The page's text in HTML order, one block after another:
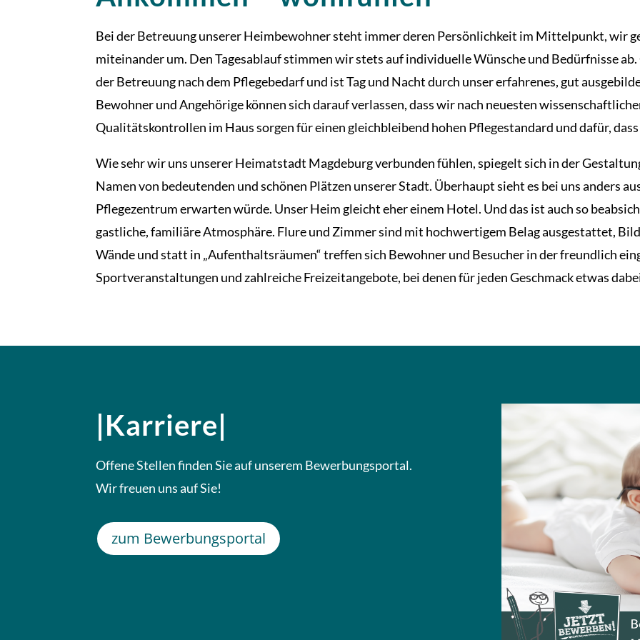
Bei der Betreuung unserer Heimbewohner steht immer deren Persönlichkeit im Mittelpunkt, wir
miteinander um. Den Tagesablauf stimmen wir stets auf individuelle Wünsche und Bedürfnisse
der Betreuung nach dem Pflegebedarf und ist Tag und Nacht durch unser erfahrenes, gut
Bewohner und Angehörige können sich darauf verlassen, dass wir nach neuesten
Qualitätskontrollen im Haus sorgen für einen gleichbleibend hohen Pflegestandard und dafür,
Wie sehr wir uns unserer Heimatstadt Magdeburg verbunden fühlen, spiegelt sich in der
Namen von bedeutenden und schönen Plätzen unserer Stadt. Überhaupt sieht es bei uns anders
Pflegezentrum erwarten würde. Unser Heim gleicht eher einem Hotel. Und das ist auch so
gastliche, familiäre Atmosphäre. Flure und Zimmer sind mit hochwertigem Belag ausgestattet,
Wände und statt in „Aufenthaltsräumen“ treffen sich Bewohner und Besucher in der freundlich
Sportveranstaltungen und zahlreiche Freizeitangebote, bei denen für jeden Geschmack etwas
|Karriere|
Offene Stellen finden Sie auf unserem Bewerbungsportal.
Wir freuen uns auf Sie!
zum Bewerbungsportal